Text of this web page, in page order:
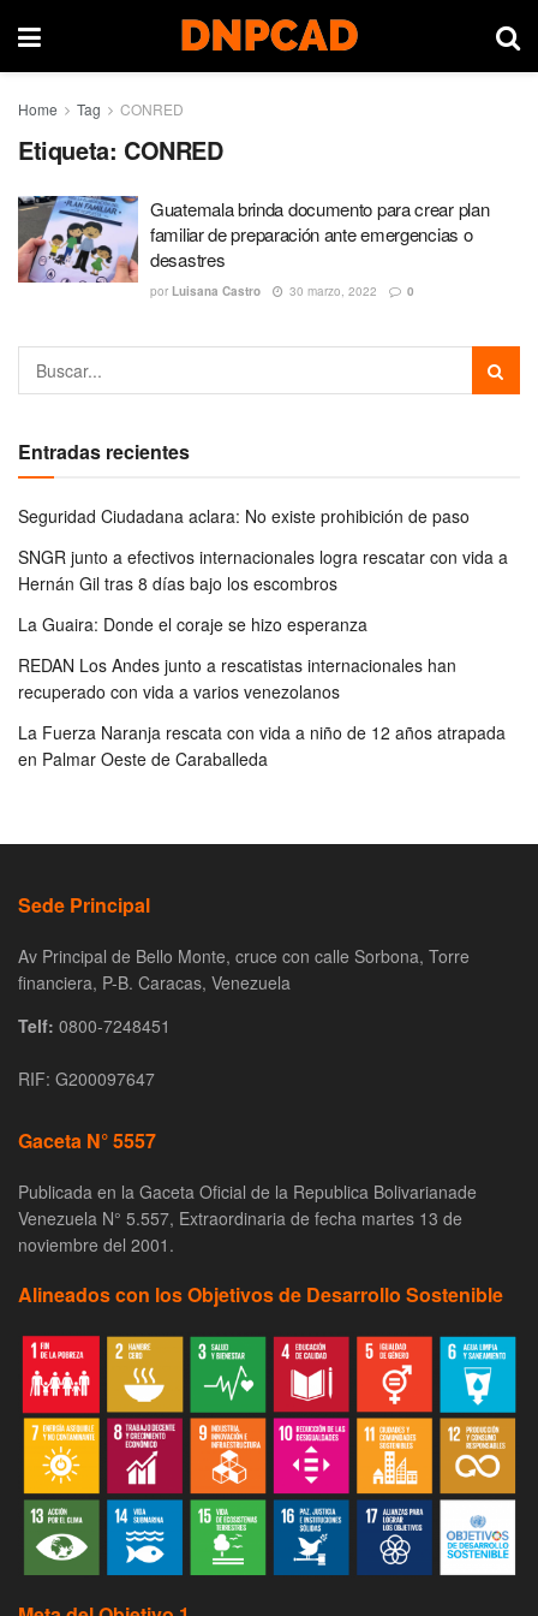
Home Tag CONRED
Etiqueta: CONRED
Guatemala brinda documento para crear plan
familiar de preparación ante emergencias o
desastres
por Luisana Castro 30 marzo, 2022 0
Entradas recientes
Seguridad Ciudadana aclara: No existe prohibición de paso
SNGR junto a efectivos internacionales logra rescatar con vida a
Hernán Gil tras 8 días bajo los escombros
La Guaira: Donde el coraje se hizo esperanza
REDAN Los Andes junto a rescatistas internacionales han
recuperado con vida a varios venezolanos
La Fuerza Naranja rescata con vida a niño de 12 años atrapada
en Palmar Oeste de Caraballeda
Sede Principal
Av Principal de Bello Monte, cruce con calle Sorbona, Torre
financiera, P-B. Caracas, Venezuela
Telf: 0800-7248451
RIF: G200097647
Gaceta N° 5557
Publicada en la Gaceta Oficial de la Republica Bolivarianade
Venezuela N° 5.557, Extraordinaria de fecha martes 13 de
noviembre del 2001.
Alineados con los Objetivos de Desarrollo Sostenible